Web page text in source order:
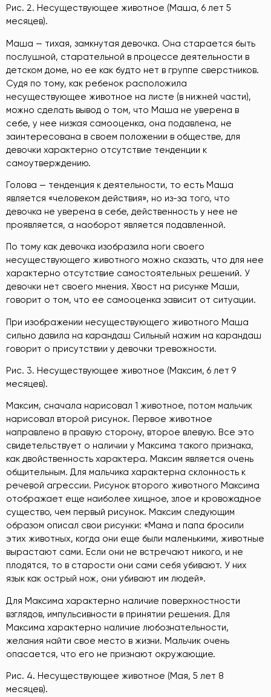
Рис. 2. Несуществующее животное (Маша, 6 лет 5
месяцев).
Маша — тихая, замкнутая девочка. Она старается быть
послушной, старательной в процессе деятельности в
детском доме, но ее как будто нет в группе сверстников.
Судя по тому, как ребенок расположила
несуществующее животное на листе (в нижней части),
можно сделать вывод о том, что Маша не уверена в
себе, у нее низкая самооценка, она подавлена, не
заинтересована в своем положении в обществе, для
девочки характерно отсутствие тенденции к
самоутверждению.
Голова — тенденция к деятельности, то есть Маша
является «человеком действия», но из-за того, что
девочка не уверена в себе, действенность у нее не
проявляется, а наоборот является подавленной.
По тому как девочка изобразила ноги своего
несуществующего животного можно сказать, что для нее
характерно отсутствие самостоятельных решений. У
девочки нет своего мнения. Хвост на рисунке Маши,
говорит о том, что ее самооценка зависит от ситуации.
При изображении несуществующего животного Маша
сильно давила на карандаш Сильный нажим на карандаш
говорит о присутствии у девочки тревожности.
Рис. 3. Несуществующее животное (Максим, 6 лет 9
месяцев).
Максим, сначала нарисовал 1 животное, потом мальчик
нарисовал второй рисунок. Первое животное
направлено в правую сторону, второе влевую. Все это
свидетельствует о наличии у Максима такого признака,
как двойственность характера. Максим является очень
общительным. Для мальчика характерна склонность к
речевой агрессии. Рисунок второго животного Максима
отображает еще наиболее хищное, злое и кровожадное
существо, чем первый рисунок. Максим следующим
образом описал свои рисунки: «Мама и папа бросили
этих животных, когда они еще были маленькими, животные
вырастают сами. Если они не встречают никого, и не
плодятся, то в старости они сами себя убивают. У них
язык как острый нож, они убивают им людей».
Для Максима характерно наличие поверхностности
взглядов, импульсивности в принятии решения. Для
Максима характерно наличие любознательности,
желания найти свое место в жизни. Мальчик очень
опасается, что его не признают окружающие.
Рис. 4. Несуществующее животное (Мая, 5 лет 8
месяцев).